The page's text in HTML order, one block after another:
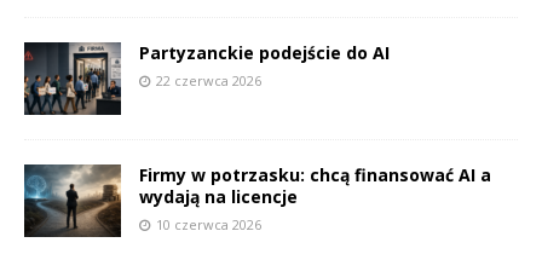
Partyzanckie podejście do AI
22 czerwca 2026
Firmy w potrzasku: chcą finansować AI a
wydają na licencje
10 czerwca 2026